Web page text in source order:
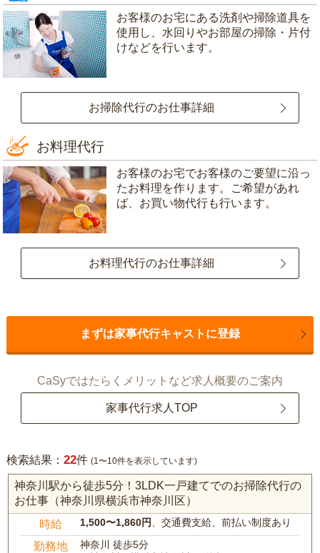
お客様のお宅にある洗剤や掃除道具を
使用し、水回りやお部屋の掃除・片付
けなどを行います。
お掃除代行のお仕事詳細
お料理代行
お客様のお宅でお客様のご要望に沿っ
たお料理を作ります。ご希望があれ
ば、お買い物代行も行います。
お料理代行のお仕事詳細
まずは家事代行キャストに登録
CaSyではたらくメリットなど求人概要のご案内
家事代行求人TOP
検索結果： 22件 (1〜10件を表示しています)
神奈川駅から徒歩5分！3LDK一戸建てでのお掃除代行の
お仕事（神奈川県横浜市神奈川区）
時給 1,500〜1,860円 、交通費支給、前払い制度あり
勤務地
神奈川 徒歩5分